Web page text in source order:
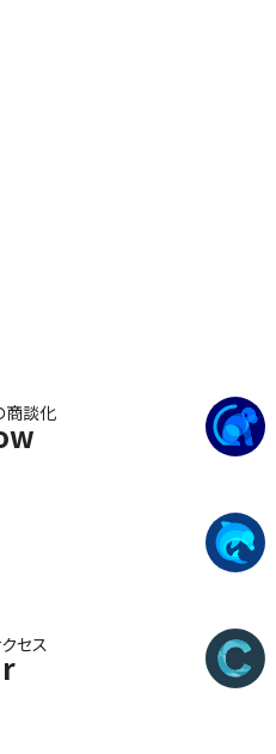
商談化
セス